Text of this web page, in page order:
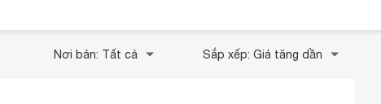
Nơi bán: Tất cả Sắp xếp: Giá tăng dần